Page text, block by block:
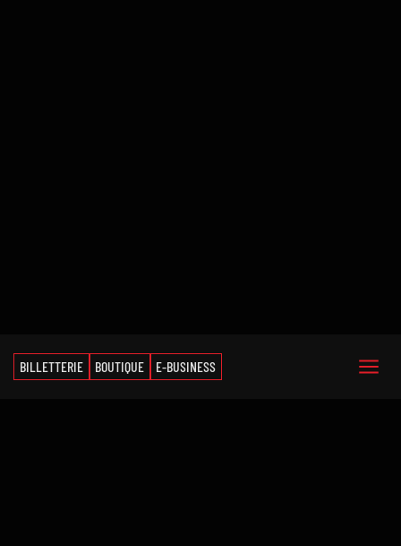
BILLETTERIE BOUTIQUE E-BUSINESS